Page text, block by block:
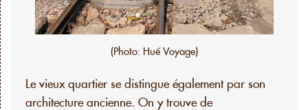
(Photo: Huế Voyage)
Le vieux quartier se distingue également par son
architecture ancienne. On y trouve de